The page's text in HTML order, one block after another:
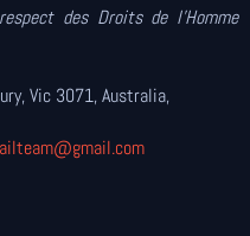
des Droits de l'Homme
Vic 3071, Australia,